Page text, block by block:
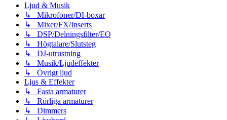
Ljud & Musik
↳ Mikrofoner/DI-boxar
↳ Mixer/FX/Inserts
↳ DSP/Delningsfilter/EQ
↳ Högtalare/Slutsteg
↳ DJ-utrustning
↳ Musik/Ljudeffekter
↳ Övrigt ljud
Ljus & Effekter
↳ Fasta armaturer
↳ Rörliga armaturer
↳ Dimmers